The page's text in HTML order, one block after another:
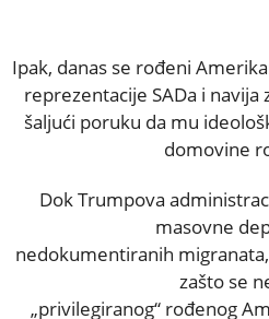
Ipak, danas se rođeni
reprezentacije SADa i navija
šaljući poruku da mu
domovine
Dok Trumpova
masovne
nedokumentiranih
zašto se
„privilegiranog“ rođenog